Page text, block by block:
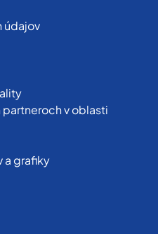
údajov
v oblasti
a grafiky